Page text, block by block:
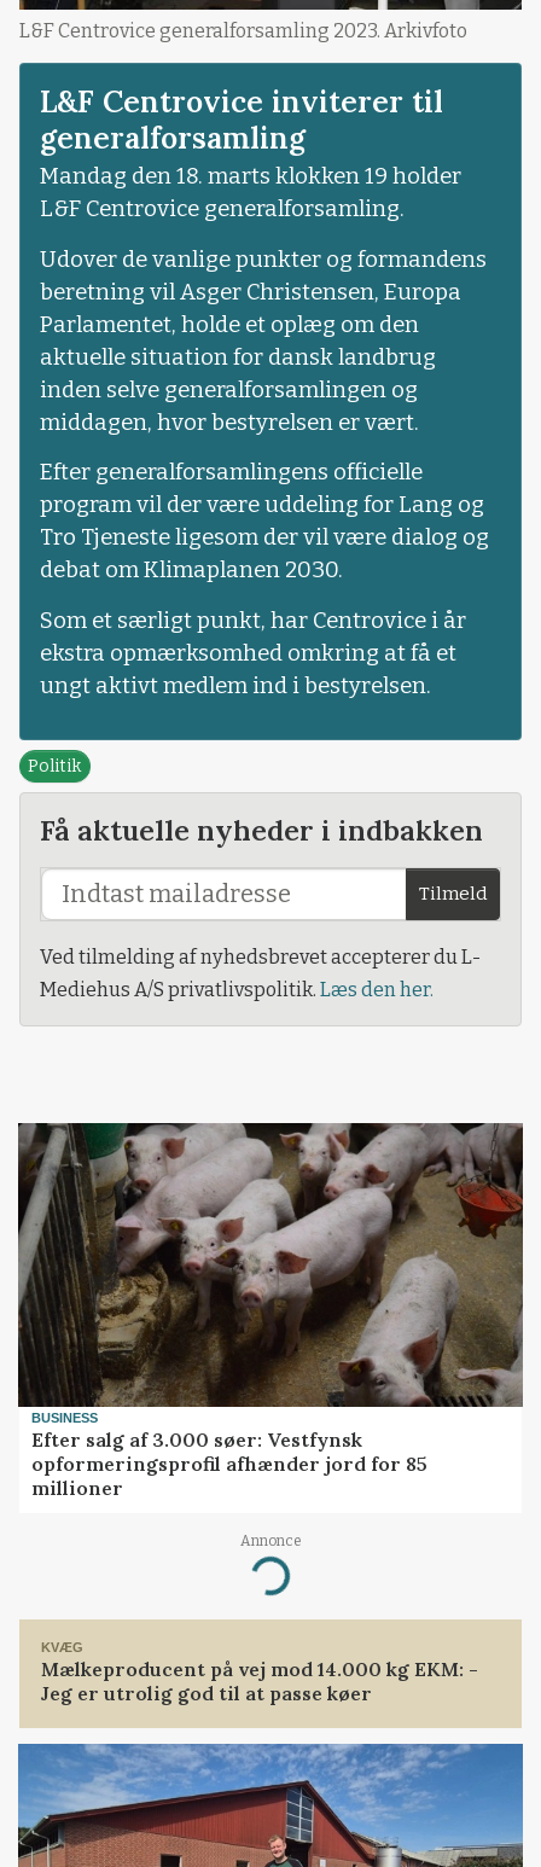
L&F Centrovice generalforsamling 2023. Arkivfoto
L&F Centrovice inviterer til
generalforsamling
Mandag den 18. marts klokken 19 holder
L&F Centrovice generalforsamling.
Udover de vanlige punkter og formandens
beretning vil Asger Christensen, Europa
Parlamentet, holde et oplæg om den
aktuelle situation for dansk landbrug
inden selve generalforsamlingen og
middagen, hvor bestyrelsen er vært.
Efter generalforsamlingens officielle
program vil der være uddeling for Lang og
Tro Tjeneste ligesom der vil være dialog og
debat om Klimaplanen 2030.
Som et særligt punkt, har Centrovice i år
ekstra opmærksomhed omkring at få et
ungt aktivt medlem ind i bestyrelsen.
Politik
Få aktuelle nyheder i indbakken
Tilmeld
Ved tilmelding af nyhedsbrevet accepterer du L-
Mediehus A/S privatlivspolitik. Læs den her.
BUSINESS
Efter salg af 3.000 søer: Vestfynsk
opformeringsprofil afhænder jord for 85
millioner
Annonce
Loading...
KVÆG
Mælkeproducent på vej mod 14.000 kg EKM: -
Jeg er utrolig god til at passe køer